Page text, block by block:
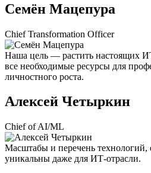
Семён Мацепура
Chief Transformation Officer
Наша цель — растить настоящих
все необходимые ресурсы для
личностного роста.
Алексей Четыркин
Chief of AI/ML
Масштабы и перечень
уникальны даже для ИТ-отрасли.